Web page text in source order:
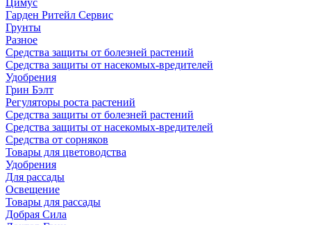
Цимус
Гарден Ритейл Сервис
Грунты
Разное
Средства защиты от болезней растений
Средства защиты от насекомых-вредителей
Удобрения
Грин Бэлт
Регуляторы роста растений
Средства защиты от болезней растений
Средства защиты от насекомых-вредителей
Средства от сорняков
Товары для цветоводства
Удобрения
Для рассады
Освещение
Товары для рассады
Добрая Сила